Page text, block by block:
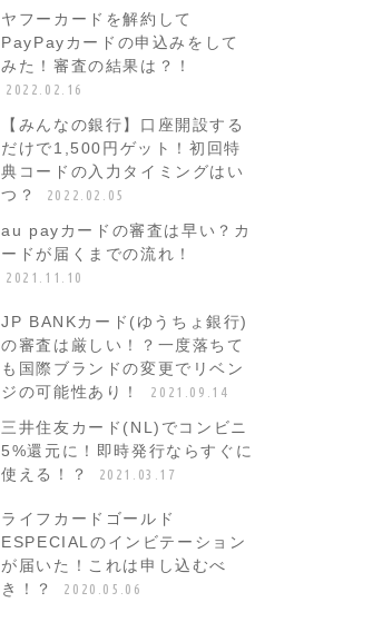
ヤフーカードを解約して
PayPayカードの申込みをして
みた！審査の結果は？！
2022.02.16
【みんなの銀行】口座開設する
だけで1,500円ゲット！初回特
典コードの入力タイミングはい
つ？
2022.02.05
au payカードの審査は早い？カ
ードが届くまでの流れ！
2021.11.10
JP BANKカード(ゆうちょ銀行)
の審査は厳しい！？一度落ちて
も国際ブランドの変更でリベン
ジの可能性あり！
2021.09.14
三井住友カード(NL)でコンビニ
5%還元に！即時発行ならすぐに
使える！？
2021.03.17
ライフカードゴールド
ESPECIALのインビテーション
が届いた！これは申し込むべ
き！？
2020.05.06